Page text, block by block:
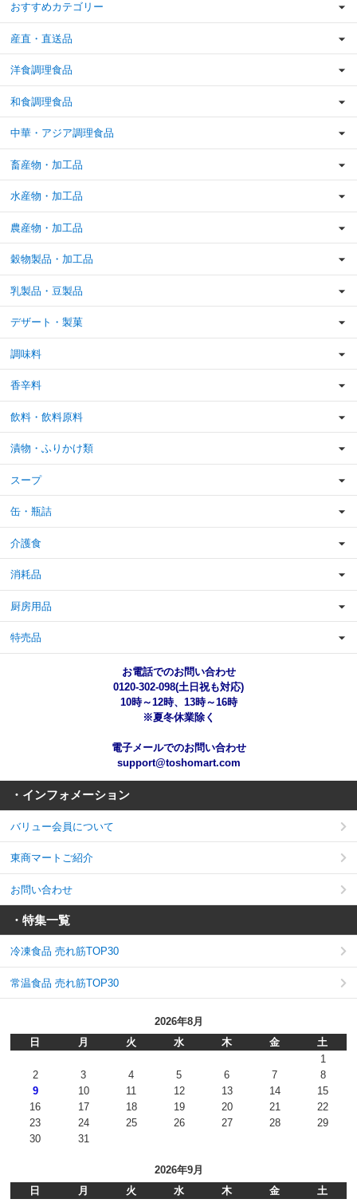
おすすめカテゴリー
産直・直送品
洋食調理食品
和食調理食品
中華・アジア調理食品
畜産物・加工品
水産物・加工品
農産物・加工品
穀物製品・加工品
乳製品・豆製品
デザート・製菓
調味料
香辛料
飲料・飲料原料
漬物・ふりかけ類
スープ
缶・瓶詰
介護食
消耗品
厨房用品
特売品
お電話でのお問い合わせ
0120-302-098(土日祝も対応)
10時～12時、13時～16時
※夏冬休業除く
電子メールでのお問い合わせ
support@toshomart.com
・インフォメーション
バリュー会員について
東商マートご紹介
お問い合わせ
・特集一覧
冷凍食品 売れ筋TOP30
常温食品 売れ筋TOP30
2026年8月
日
月 火 水 木 金
土
1
2
3 4 5 6 7
8
9
10 11 12 13 14
15
16
17 18 19 20 21
22
23
24 25 26 27 28
29
30
31
2026年9月
日
月 火 水 木 金
土